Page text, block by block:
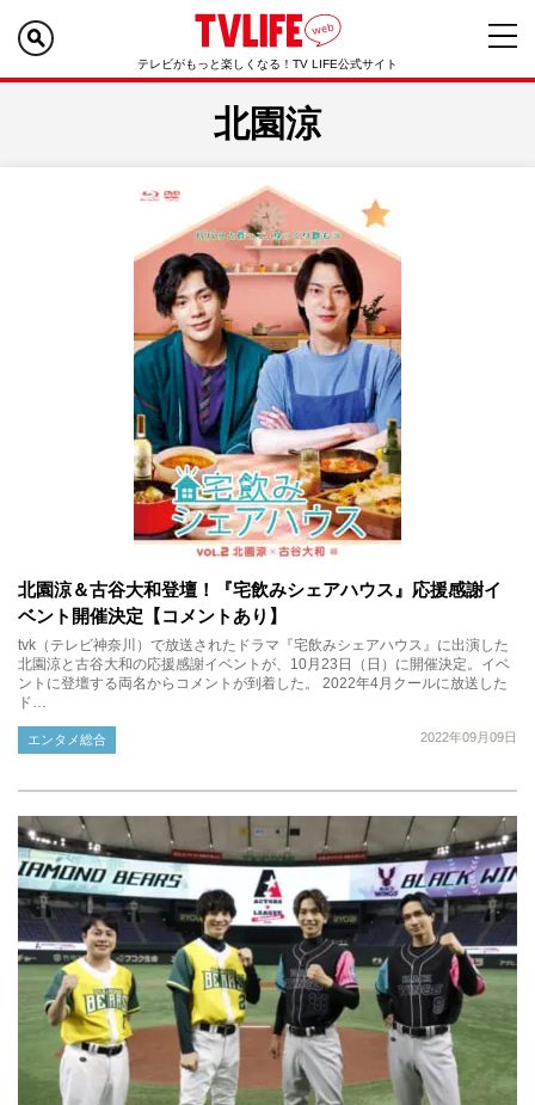
テレビがもっと楽しくなる！TV LIFE公式サイト
北園涼
北園涼＆古谷大和登壇！『宅飲みシェアハウス』応援感謝イ
ベント開催決定【コメントあり】
tvk（テレビ神奈川）で放送されたドラマ『宅飲みシェアハウス』に出演した
北園涼と古谷大和の応援感謝イベントが、10月23日（日）に開催決定。イベ
ントに登壇する両名からコメントが到着した。 2022年4月クールに放送した
ド…
2022年09月09日
エンタメ総合